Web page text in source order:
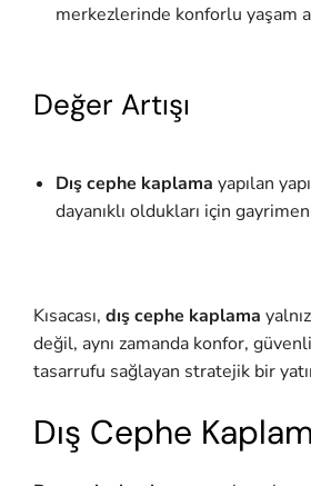
merkezlerinde konforlu yaşam
Değer Artışı
Dış cephe kaplama yapılan
dayanıklı oldukları için
Kısacası, dış cephe kaplama
değil, aynı zamanda konfor,
tasarrufu sağlayan stratejik bir
Dış Cephe